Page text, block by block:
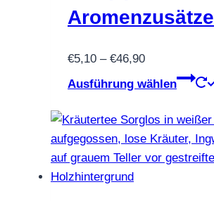
Aromenzusätze
€5,10 – €46,90Preisspanne:
€5,10
€46,90
Ausführung wählen